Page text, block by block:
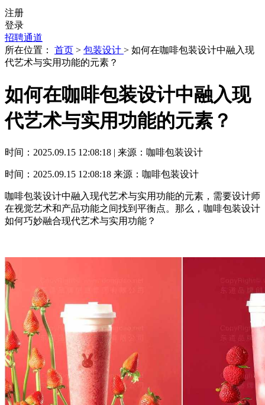
注册
登录
招聘通道
所在位置： 首页 > 包装设计 > 如何在咖啡包装设计中融入现
代艺术与实用功能的元素？
如何在咖啡包装设计中融入现
代艺术与实用功能的元素？
时间：2025.09.15 12:08:18 | 来源：咖啡包装设计
时间：2025.09.15 12:08:18 来源：咖啡包装设计
咖啡包装设计中融入现代艺术与实用功能的元素，需要设计师
在视觉艺术和产品功能之间找到平衡点。那么，咖啡包装设计
如何巧妙融合现代艺术与实用功能？